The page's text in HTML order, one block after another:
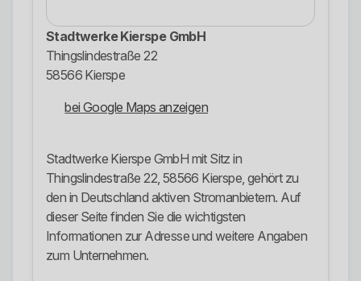
Stadtwerke Kierspe GmbH
Thingslindestraße 22
58566 Kierspe
bei Google Maps anzeigen
Stadtwerke Kierspe GmbH mit Sitz in
Thingslindestraße 22, 58566 Kierspe, gehört zu
den in Deutschland aktiven Stromanbietern. Auf
dieser Seite finden Sie die wichtigsten
Informationen zur Adresse und weitere Angaben
zum Unternehmen.